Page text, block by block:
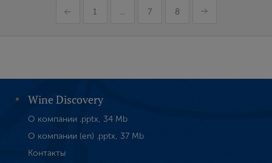
1 ... 7 8
Wine Discovery
О компании .pptx, 34 Mb
О компании (en) .pptx, 37 Mb
Контакты